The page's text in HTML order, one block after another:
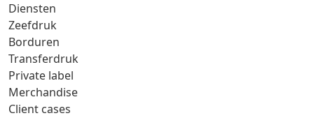
Diensten
Zeefdruk
Borduren
Transferdruk
Private label
Merchandise
Client cases